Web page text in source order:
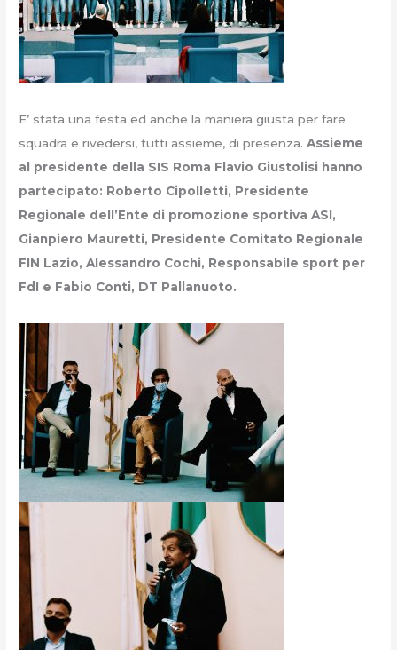
E’ stata una festa ed anche la maniera giusta per fare
squadra e rivedersi, tutti assieme, di presenza.Assieme
al presidente della SIS Roma Flavio Giustolisi hanno
partecipato: Roberto Cipolletti, Presidente
Regionale dell’Ente di promozione sportiva ASI,
Gianpiero Mauretti, Presidente Comitato Regionale
FIN Lazio, Alessandro Cochi, Responsabile sport per
FdI e Fabio Conti, DT Pallanuoto.